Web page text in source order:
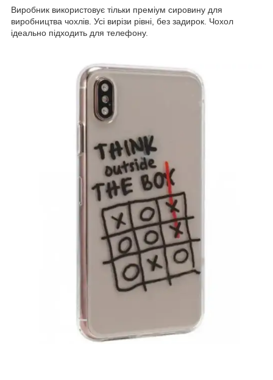
Виробник використовує тільки преміум сировину для
виробництва чохлів. Усі вирізи рівні, без задирок. Чохол
ідеально підходить для телефону.